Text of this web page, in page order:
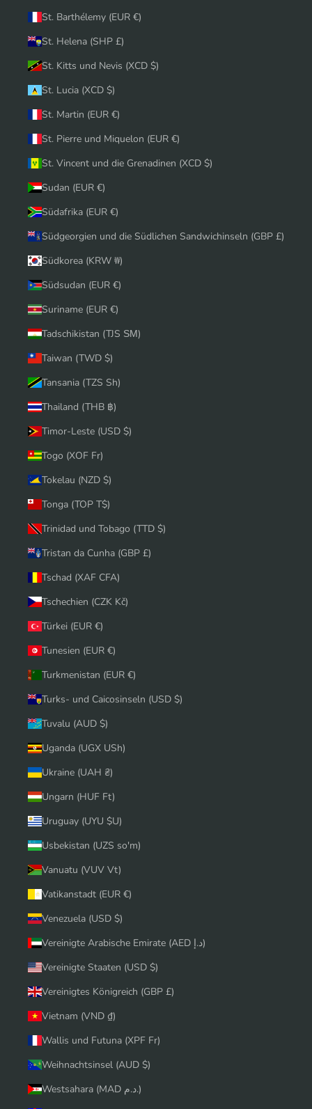
St. Barthélemy (EUR €)
St. Helena (SHP £)
St. Kitts und Nevis (XCD $)
St. Lucia (XCD $)
St. Martin (EUR €)
St. Pierre und Miquelon (EUR €)
St. Vincent und die Grenadinen (XCD $)
Sudan (EUR €)
Südafrika (EUR €)
Südgeorgien und die Südlichen Sandwichinseln (GBP £)
Südkorea (KRW ₩)
Südsudan (EUR €)
Suriname (EUR €)
Tadschikistan (TJS ЅМ)
Taiwan (TWD $)
Tansania (TZS Sh)
Thailand (THB ฿)
Timor-Leste (USD $)
Togo (XOF Fr)
Tokelau (NZD $)
Tonga (TOP T$)
Trinidad und Tobago (TTD $)
Tristan da Cunha (GBP £)
Tschad (XAF CFA)
Tschechien (CZK Kč)
Türkei (EUR €)
Tunesien (EUR €)
Turkmenistan (EUR €)
Turks- und Caicosinseln (USD $)
Tuvalu (AUD $)
Uganda (UGX USh)
Ukraine (UAH ₴)
Ungarn (HUF Ft)
Uruguay (UYU $U)
Usbekistan (UZS so'm)
Vanuatu (VUV Vt)
Vatikanstadt (EUR €)
Venezuela (USD $)
Vereinigte Arabische Emirate (AED د.إ)
Vereinigte Staaten (USD $)
Vereinigtes Königreich (GBP £)
Vietnam (VND ₫)
Wallis und Futuna (XPF Fr)
Weihnachtsinsel (AUD $)
Westsahara (MAD د.م.)